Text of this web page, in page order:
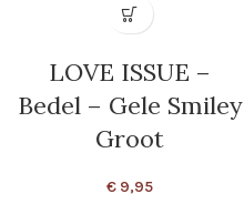
LOVE ISSUE –
Bedel – Gele Smiley
Groot
€ 9,95